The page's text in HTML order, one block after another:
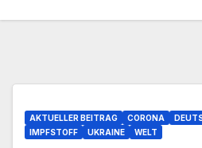
AKTUELLER BEITRAG CORONA
IMPFSTOFF
UKRAINE WELT